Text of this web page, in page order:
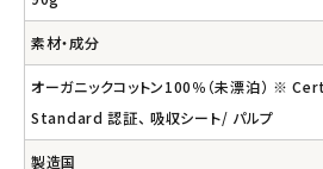
素材・成分
オーガニックコットン100％（未漂泊） ※
Standard 認証、 吸収シート/ パルプ
製造国